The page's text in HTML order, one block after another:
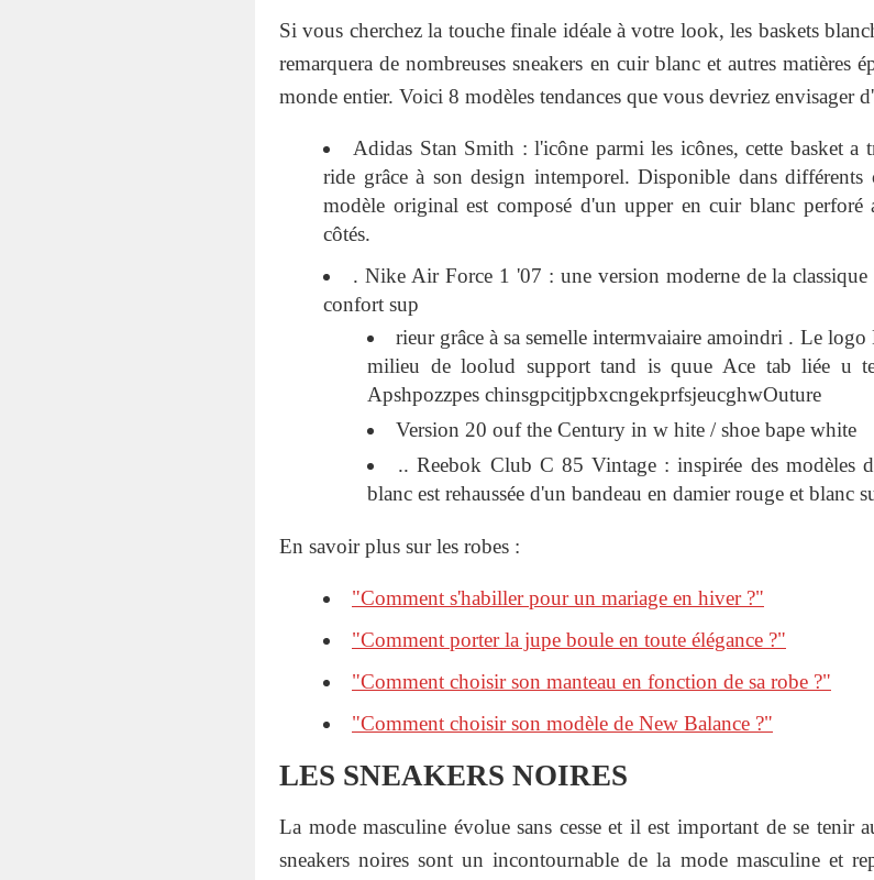
Si vous cherchez la touche finale idéale à votre look, les baskets
remarquera de nombreuses sneakers en cuir blanc et autres matières
monde entier. Voici 8 modèles tendances que vous devriez envisager
Adidas Stan Smith : l'icône parmi les icônes, cette basket a
ride grâce à son design intemporel. Disponible dans
modèle original est composé d'un upper en cuir blanc perforé
côtés.
. Nike Air Force 1 '07 : une version moderne de la
confort sup
rieur grâce à sa semelle intermvaiaire amoindri . Le
milieu de loolud support tand is quue Ace tab liée u
Apshpozzpes chinsgpcitjpbxcngekprfsjeucghwOuture
Version 20 ouf the Century in w hite / shoe bape white
.. Reebok Club C 85 Vintage : inspirée des modèles
blanc est rehaussée d'un bandeau en damier rouge et blanc
En savoir plus sur les robes :
"Comment s'habiller pour un mariage en hiver ?"
"Comment porter la jupe boule en toute élégance ?"
"Comment choisir son manteau en fonction de sa robe ?"
"Comment choisir son modèle de New Balance ?"
LES SNEAKERS NOIRES
La mode masculine évolue sans cesse et il est important de se tenir
sneakers noires sont un incontournable de la mode masculine et